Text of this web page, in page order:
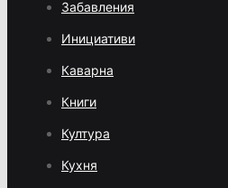
Забавления
Инициативи
Каварна
Книги
Култура
Кухня